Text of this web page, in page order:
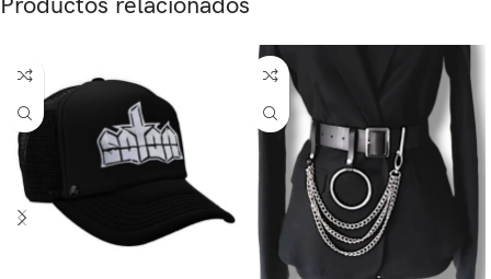
Productos relacionados